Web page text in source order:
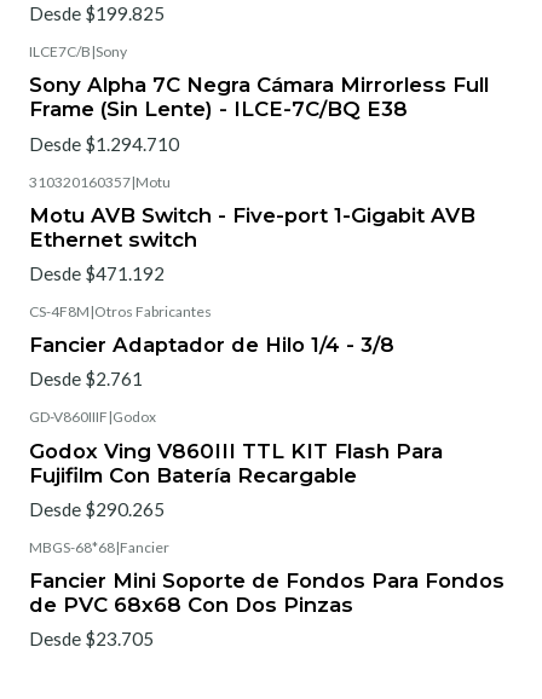
Desde $199.825
ILCE7C/B |Sony
Sony Alpha 7C Negra Cámara Mirrorless Full
Frame (Sin Lente) - ILCE-7C/BQ E38
Desde $1.294.710
310320160357|Motu
Motu AVB Switch - Five-port 1-Gigabit AVB
Ethernet switch
Desde $471.192
CS-4F8M |Otros Fabricantes
Fancier Adaptador de Hilo 1/4 - 3/8
Desde $2.761
GD-V860IIIF |Godox
Godox Ving V860III TTL KIT Flash Para
Fujifilm Con Batería Recargable
Desde $290.265
MBGS-68*68|Fancier
Fancier Mini Soporte de Fondos Para Fondos
de PVC 68x68 Con Dos Pinzas
Desde $23.705